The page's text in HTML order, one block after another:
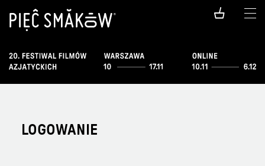
LOGOWANIE